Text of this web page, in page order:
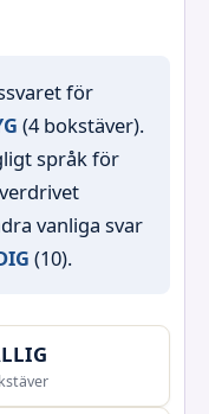
för
(4 bokstäver).
språk för
vanliga svar
(10).